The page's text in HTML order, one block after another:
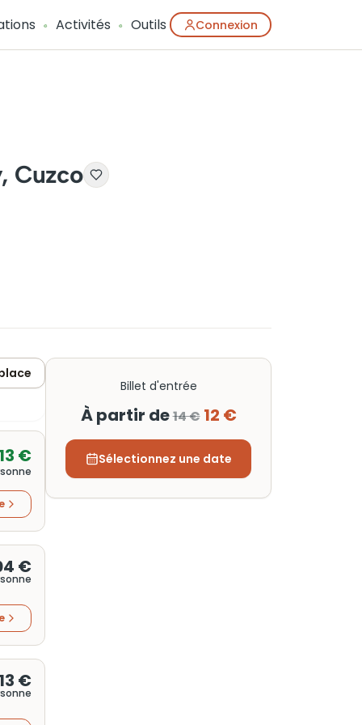
Activités Outils Connexion
Cuzco
€
€
€
Billet d'entrée
À partir de14 € 12 €
Sélectionnez une date